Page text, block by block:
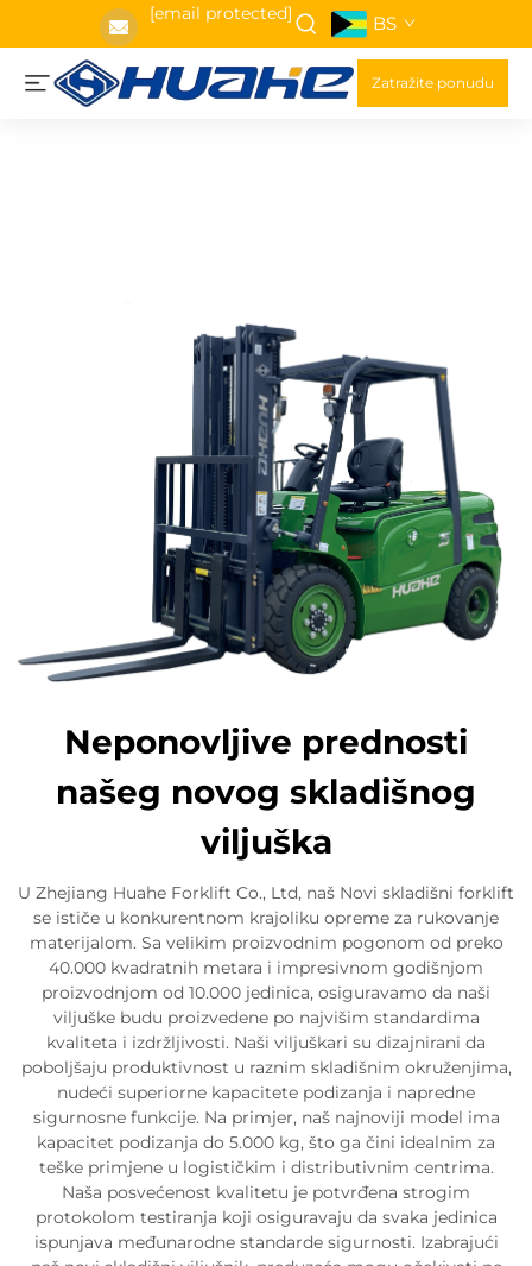
[email protected] BS
Zatražite ponudu
Neponovljive prednosti
našeg novog skladišnog
viljuška
U Zhejiang Huahe Forklift Co., Ltd, naš Novi skladišni forklift
se ističe u konkurentnom krajoliku opreme za rukovanje
materijalom. Sa velikim proizvodnim pogonom od preko
40.000 kvadratnih metara i impresivnom godišnjom
proizvodnjom od 10.000 jedinica, osiguravamo da naši
viljuške budu proizvedene po najvišim standardima
kvaliteta i izdržljivosti. Naši viljuškari su dizajnirani da
poboljšaju produktivnost u raznim skladišnim okruženjima,
nudeći superiorne kapacitete podizanja i napredne
sigurnosne funkcije. Na primjer, naš najnoviji model ima
kapacitet podizanja do 5.000 kg, što ga čini idealnim za
teške primjene u logističkim i distributivnim centrima.
Naša posvećenost kvalitetu je potvrđena strogim
protokolom testiranja koji osiguravaju da svaka jedinica
ispunjava međunarodne standarde sigurnosti. Izabrajući